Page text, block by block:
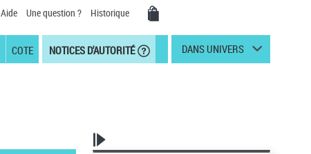
Aide Une question ? Historique
COTE NOTICES D'AUTORITÉ DANS UNIVERS